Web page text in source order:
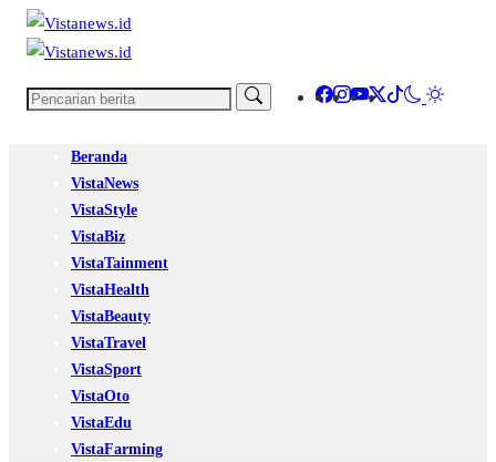
Beranda
VistaNews
VistaStyle
VistaBiz
VistaTainment
VistaHealth
VistaBeauty
VistaTravel
VistaSport
VistaOto
VistaEdu
VistaFarming